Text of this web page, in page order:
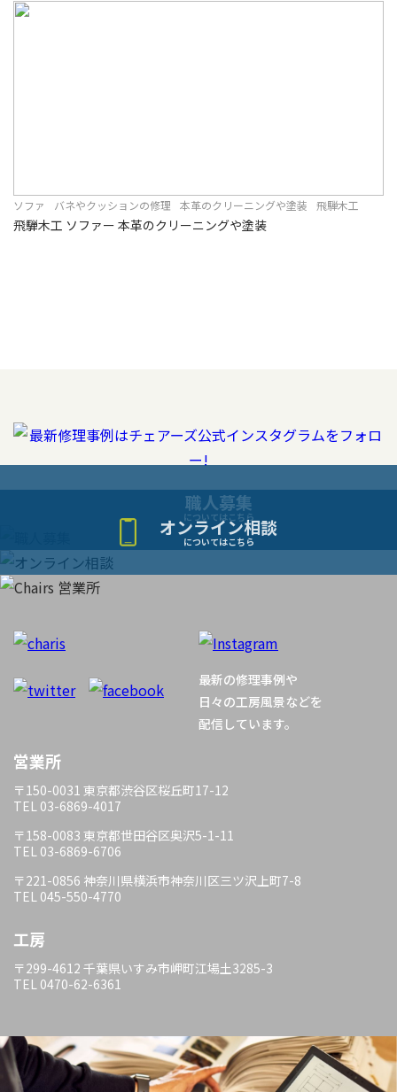
ソファ バネやクッションの修理 本革のクリーニングや塗装 飛騨木工
飛騨木工 ソファー 本革のクリーニングや塗装
職人募集
についてはこちら
オンライン相談
についてはこちら
最新の修理事例や
日々の工房風景などを
配信しています。
営業所
〒150-0031 東京都渋谷区桜丘町17-12
TEL 03-6869-4017
〒158-0083 東京都世田谷区奥沢5-1-11
TEL 03-6869-6706
〒221-0856 神奈川県横浜市神奈川区三ツ沢上町7-8
TEL 045-550-4770
工房
〒299-4612 千葉県いすみ市岬町江場土3285-3
TEL 0470-62-6361